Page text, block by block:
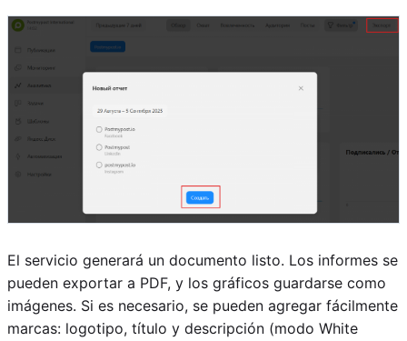
El servicio generará un documento listo. Los informes se
pueden exportar a PDF, y los gráficos guardarse como
imágenes. Si es necesario, se pueden agregar fácilmente
marcas: logotipo, título y descripción (modo White